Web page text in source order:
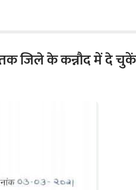
तक जिले के कन्नौद में दे